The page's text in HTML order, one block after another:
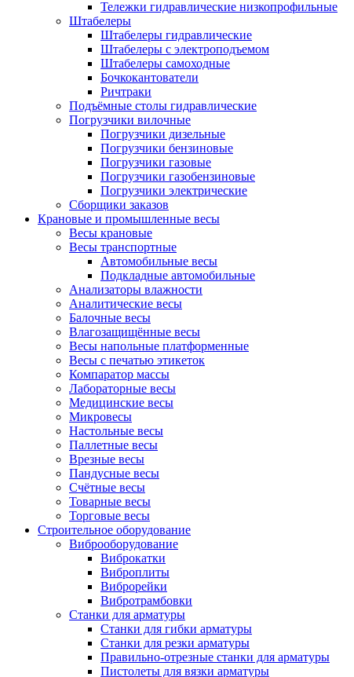
Тележки гидравлические низкопрофильные
Штабелеры
Штабелеры гидравлические
Штабелеры с электроподъемом
Штабелеры самоходные
Бочкокантователи
Ричтраки
Подъёмные столы гидравлические
Погрузчики вилочные
Погрузчики дизельные
Погрузчики бензиновые
Погрузчики газовые
Погрузчики газобензиновые
Погрузчики электрические
Сборщики заказов
Крановые и промышленные весы
Весы крановые
Весы транспортные
Автомобильные весы
Подкладные автомобильные
Анализаторы влажности
Аналитические весы
Балочные весы
Влагозащищённые весы
Весы напольные платформенные
Весы с печатью этикеток
Компаратор массы
Лабораторные весы
Медицинские весы
Микровесы
Настольные весы
Паллетные весы
Врезные весы
Пандусные весы
Счётные весы
Товарные весы
Торговые весы
Строительное оборудование
Виброоборудование
Виброкатки
Виброплиты
Виброрейки
Вибротрамбовки
Станки для арматуры
Станки для гибки арматуры
Станки для резки арматуры
Правильно-отрезные станки для арматуры
Пистолеты для вязки арматуры